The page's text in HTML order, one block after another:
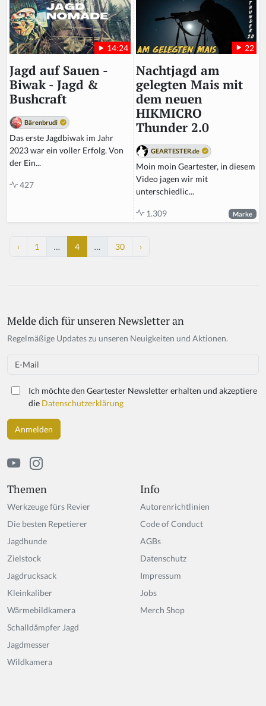
14:24
Jagd auf Sauen -
Biwak - Jagd &
Bushcraft
Bärenbrudi
Das erste Jagdbiwak im Jahr
2023 war ein voller Erfolg. Von
der Ein...
427
22
Nachtjagd am
gelegten Mais mit
dem neuen
HIKMICRO
Thunder 2.0
GEARTESTER.de
Moin moin Geartester, in diesem
Video jagen wir mit
unterschiedlic...
1.309 Marke
‹ 1 … 4 … 30 ›
Themen
Werkzeuge fürs Revier
Die besten Repetierer
Jagdhunde
Zielstock
Jagdrucksack
Kleinkaliber
Wärmebildkamera
Schalldämpfer Jagd
Jagdmesser
Wildkamera
Info
Autorenrichtlinien
Code of Conduct
AGBs
Datenschutz
Impressum
Jobs
Merch Shop
If
y
h
a
n,
ig
n
o
r
t
hi
s
el
d
Melde dich für unseren Newsletter an
Regelmäßige Updates zu unseren Neuigkeiten und Aktionen.
Email
Ich möchte den Geartester Newsletter erhalten und akzeptiere
die Datenschutzerklärung